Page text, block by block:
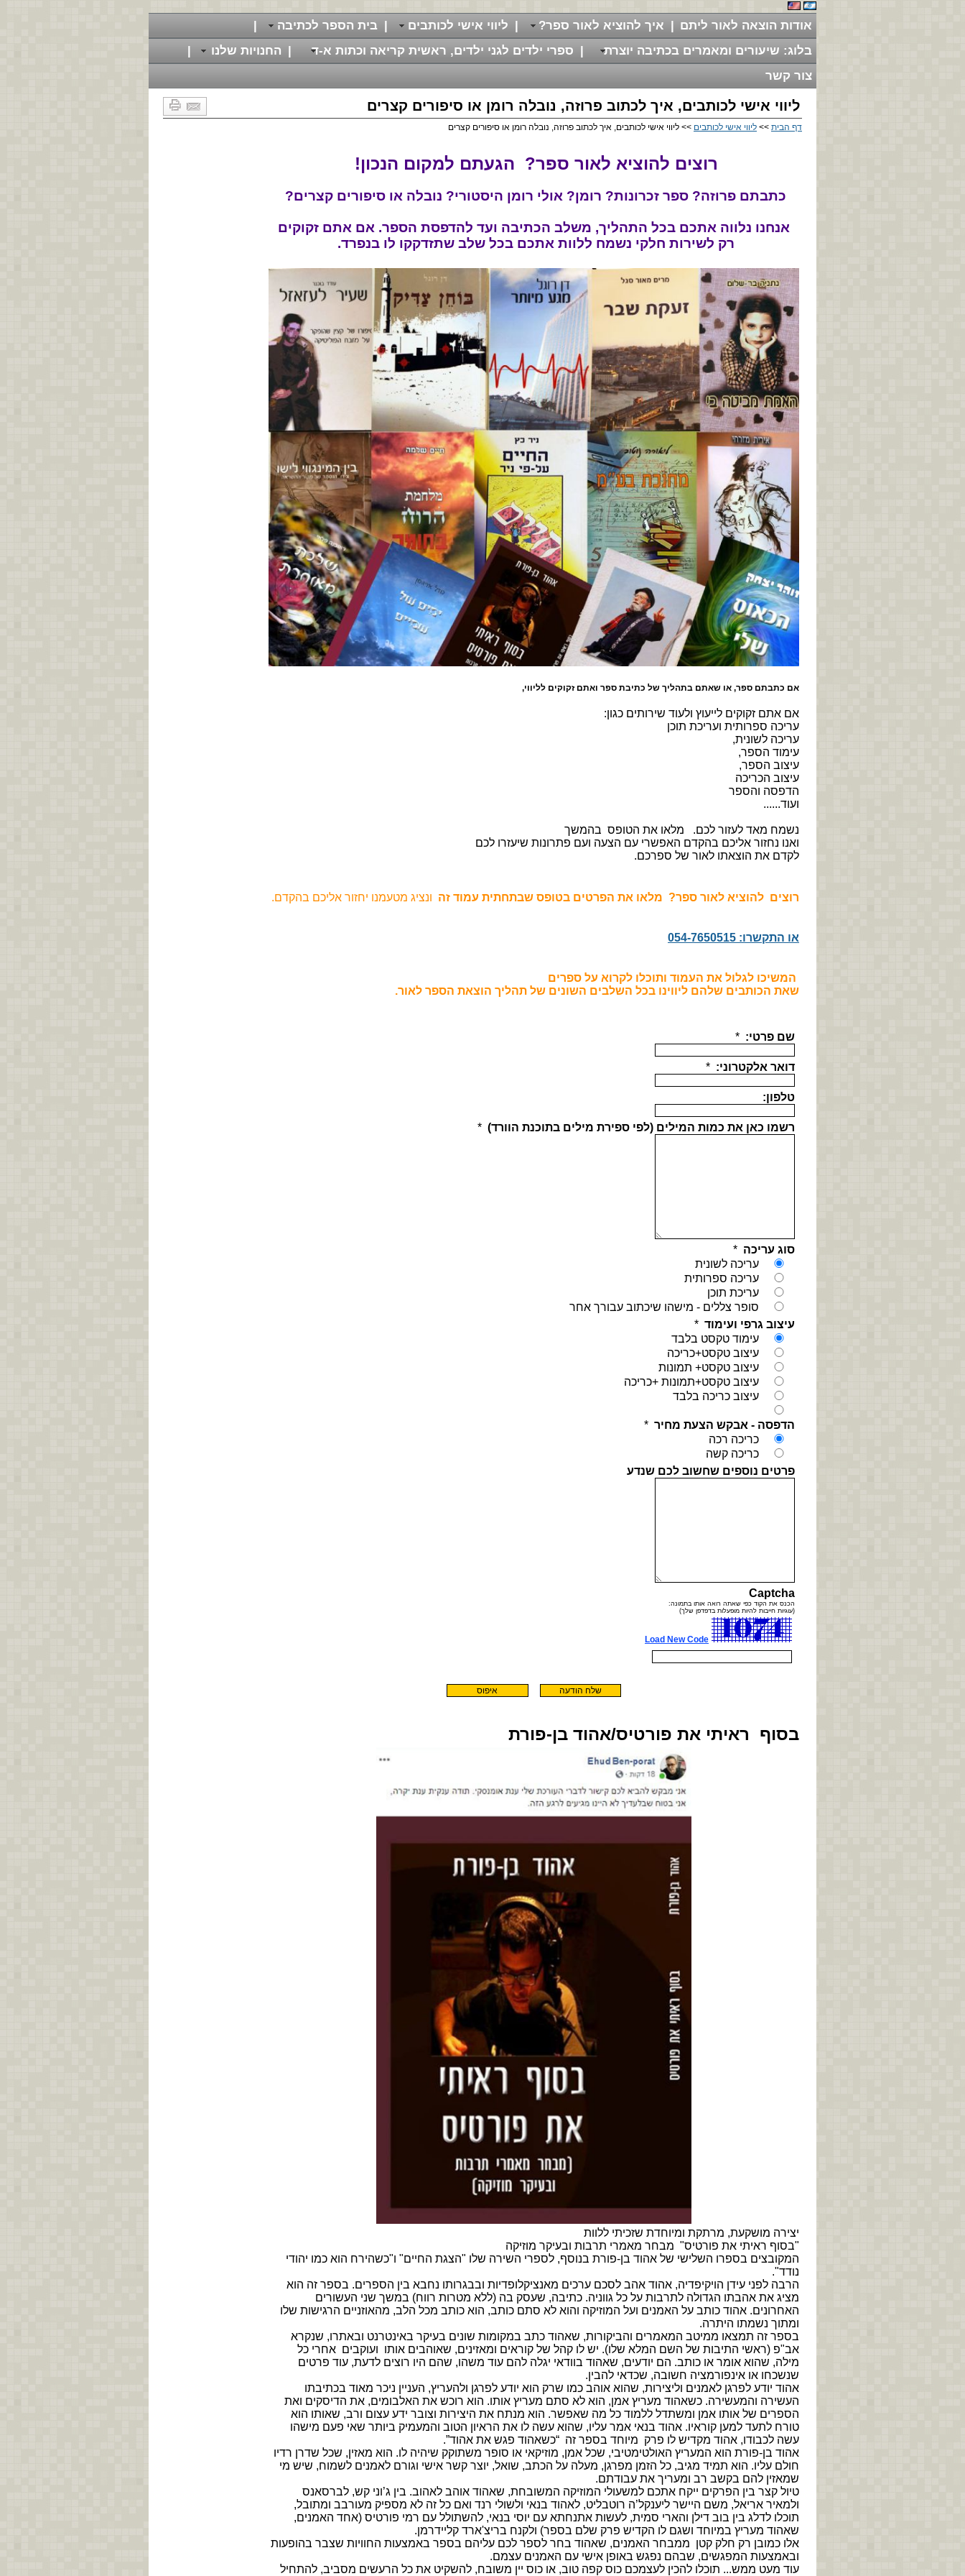
אודות הוצאה לאור ליתם | איך להוציא לאור ספר? | ליווי אישי לכותבים | בית הספר לכתיבה
|
בלוג: שיעורים ומאמרים בכתיבה יוצרת
| ספרי ילדים לגני ילדים, ראשית קריאה וכתות א-ד | החנויות שלנו
|
צור קשר
ליווי אישי לכותבים, איך לכתוב פרוזה, נובלה רומן או סיפורים קצרים
דף הבית >> ליווי אישי לכותבים >> ליווי אישי לכותבים, איך לכתוב פרוזה, נובלה רומן או סיפורים קצרים
רוצים להוציא לאור ספר? הגעתם למקום הנכון!
כתבתם פרוזה? ספר זכרונות? רומן? אולי רומן היסטורי? נובלה או סיפורים קצרים?
אנחנו נלווה אתכם בכל התהליך, משלב הכתיבה ועד להדפסת הספר. אם אתם זקוקים
רק לשירות חלקי נשמח ללוות אתכם בכל שלב שתזדקקו לו בנפרד.
אם כתבתם ספר, או שאתם בתהליך של כתיבת ספר ואתם זקוקים לליווי,
אם אתם זקוקים לייעוץ ולעוד שירותים כגון:
עריכה ספרותית ועריכת תוכן
עריכה לשונית,
עימוד הספר,
עיצוב הספר,
עיצוב הכריכה
הדפסה והספר
ועוד......
נשמח מאד לעזור לכם. מלאו את הטופס בהמשך
ואנו נחזור אליכם בהקדם האפשרי עם הצעה ועם פתרונות שיעזרו לכם
לקדם את הוצאתו לאור של ספרכם.
רוצים להוציא לאור ספר? מלאו את הפרטים בטופס שבתחתית עמוד זה ונציג מטעמנו יחזור אליכם בהקדם.
או התקשרו: 054-7650515
המשיכו לגלול את העמוד ותוכלו לקרוא על ספרים
שאת הכותבים שלהם ליווינו בכל השלבים השונים של תהליך הוצאת הספר לאור.
בסוף ראיתי את פורטיס/אהוד בן-פורת
יצירה מושקעת, מרתקת ומיוחדת שזכיתי ללוות
"בסוף ראיתי את פורטיס" מבחר מאמרי תרבות ובעיקר מוזיקה
המקובצים בספרו השלישי של אהוד בן-פורת בנוסף, לספרי השירה שלו "הצגת החיים" ו"כשהירח הוא כמו יהודי
נודד".
הרבה לפני עידן הויקיפדיה, אהוד אהב לסכם ערכים מאנציקלופדיות ובבגרותו נחבא בין הספרים. בספר זה הוא
מציג את אהבתו הגדולה לתרבות על כל גווניה. כתיבה, שעסק בה (ללא מטרות רווח) במשך שני העשורים
האחרונים. אהוד כותב על האמנים ועל המוזיקה והוא לא סתם כותב, הוא כותב מכל הלב, מהאוזניים הרגישות שלו
ומתוך נשמתו היתרה.
בספר זה תמצאו ממיטב המאמרים והביקורות, שאהוד כתב במקומות שונים בעיקר באינטרנט ובאתרו, שנקרא
אב"פ (ראשי התיבות של השם המלא שלו). יש לו קהל של קוראים ומאזינים, שאוהבים אותו ועוקבים אחרי כל
מילה, שהוא אומר או כותב. הם יודעים, שאהוד בוודאי יגלה להם עוד משהו, שהם היו רוצים לדעת, עוד פרטים
שנשכחו או אינפורמציה חשובה, שכדאי להבין.
אהוד יודע לפרגן לאמנים וליצירות, שהוא אוהב כמו שרק הוא יודע לפרגן ולהעריץ, העניין ניכר מאוד בכתיבתו
העשירה והמעשירה. כשאהוד מעריץ אמן, הוא לא סתם מעריץ אותו. הוא רוכש את האלבומים, את הדיסקים ואת
הספרים של אותו אמן ומשתדל ללמוד כל מה שאפשר. הוא מנתח את היצירות וצובר ידע עצום ורב, שאותו הוא
טורח לתעד למען קוראיו. אהוד בנאי אמר עליו, שהוא עשה לו את הראיון הטוב והמעמיק ביותר שאי פעם מישהו
עשה לכבודו, אהוד מקדיש לו פרק מיוחד בספר זה “כשאהוד פגש את אהוד”.
אהוד בן-פורת הוא המעריץ האולטימטיבי, שכל אמן, מוזיקאי או סופר משתוקק שיהיה לו. הוא מאזין, שכל שדרן רדיו
חולם עליו. הוא תמיד מגיב, כל הזמן מפרגן, מעלה על הכתב, שואל, יוצר קשר אישי וגורם לאמנים לשמוח, שיש מי
שמאזין להם בקשב רב ומעריך את עבודתם.
טיול קצר בין הפרקים ייקח אתכם למשעולי המוזיקה המשובחת, שאהוד אוהב לאהוב. בין ג’וני קש, לברסאנס
ולמאיר אריאל, משם היישר ליענקל’ה רוטבליט, לאהוד בנאי ולשולי רנד ואם כל זה לא מספיק מעורבב ומתובל,
תוכלו לדלג בין בוב דילן והארי סמית, לעשות אתנחתא עם יוסי בנאי, להשתולל עם רמי פורטיס (אחד האמנים,
שאהוד מעריץ במיוחד ושגם לו הקדיש פרק שלם בספר) ולקנח בריצ'ארד קליידרמן.
אלו כמובן רק חלק קטן ממבחר האמנים, שאהוד בחר לספר לכם עליהם בספר באמצעות החוויות שצבר בהופעות
ובאמצעות המפגשים, שבהם נפגש באופן אישי עם האמנים עצמם.
עוד מעט ממש... תוכלו להכין לעצמכם כוס קפה טוב, או כוס יין משובח, להשקיט את כל הרעשים מסביב, להתחיל